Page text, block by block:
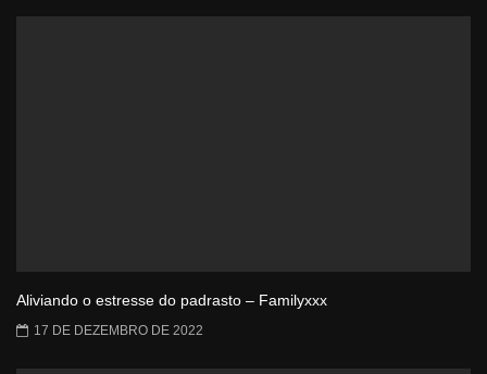
Aliviando o estresse do padrasto – Familyxxx
17 DE DEZEMBRO DE 2022